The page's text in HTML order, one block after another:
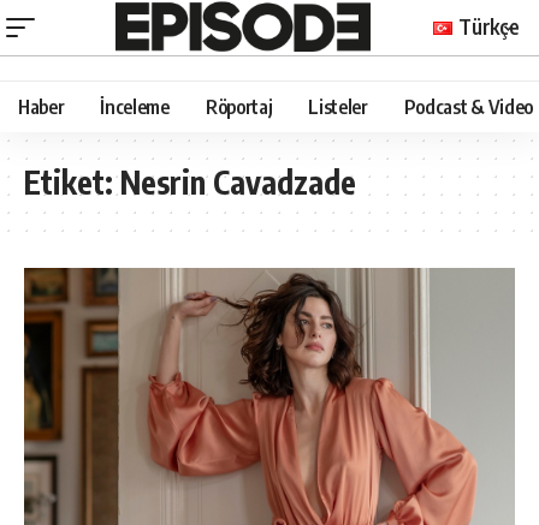
Türkçe
Haber İnceleme Röportaj Listeler Podcast & Video
Etiket:Nesrin Cavadzade